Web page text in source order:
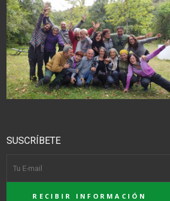
SUSCRÍBETE